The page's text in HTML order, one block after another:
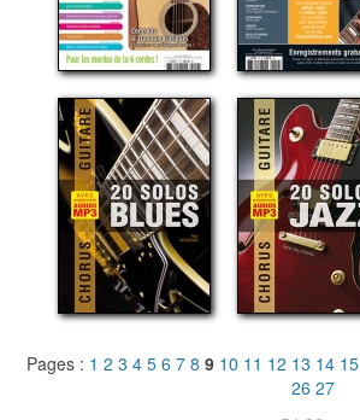
Pages : 1 2 3 4 5 6 7 8 9 10 11 12 13 14 15
26 27